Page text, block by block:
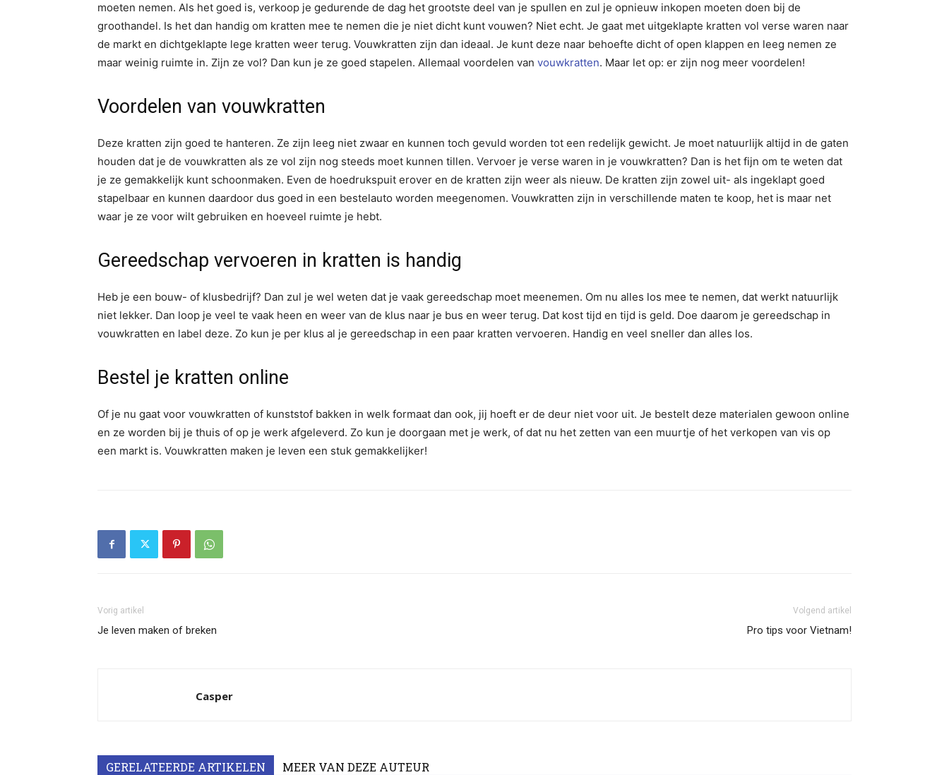
moeten nemen. Als het goed is, verkoop je gedurende de dag het grootste deel van je spullen en zul je opnieuw inkopen moeten doen bij de
groothandel. Is het dan handig om kratten mee te nemen die je niet dicht kunt vouwen? Niet echt. Je gaat met uitgeklapte kratten vol verse waren naar
de markt en dichtgeklapte lege kratten weer terug. Vouwkratten zijn dan ideaal. Je kunt deze naar behoefte dicht of open klappen en leeg nemen ze
maar weinig ruimte in. Zijn ze vol? Dan kun je ze goed stapelen. Allemaal voordelen van vouwkratten. Maar let op: er zijn nog meer voordelen!
Voordelen van vouwkratten
Deze kratten zijn goed te hanteren. Ze zijn leeg niet zwaar en kunnen toch gevuld worden tot een redelijk gewicht. Je moet natuurlijk altijd in de gaten
houden dat je de vouwkratten als ze vol zijn nog steeds moet kunnen tillen. Vervoer je verse waren in je vouwkratten? Dan is het fijn om te weten dat
je ze gemakkelijk kunt schoonmaken. Even de hoedrukspuit erover en de kratten zijn weer als nieuw. De kratten zijn zowel uit- als ingeklapt goed
stapelbaar en kunnen daardoor dus goed in een bestelauto worden meegenomen. Vouwkratten zijn in verschillende maten te koop, het is maar net
waar je ze voor wilt gebruiken en hoeveel ruimte je hebt.
Gereedschap vervoeren in kratten is handig
Heb je een bouw- of klusbedrijf? Dan zul je wel weten dat je vaak gereedschap moet meenemen. Om nu alles los mee te nemen, dat werkt natuurlijk
niet lekker. Dan loop je veel te vaak heen en weer van de klus naar je bus en weer terug. Dat kost tijd en tijd is geld. Doe daarom je gereedschap in
vouwkratten en label deze. Zo kun je per klus al je gereedschap in een paar kratten vervoeren. Handig en veel sneller dan alles los.
Bestel je kratten online
Of je nu gaat voor vouwkratten of kunststof bakken in welk formaat dan ook, jij hoeft er de deur niet voor uit. Je bestelt deze materialen gewoon online
en ze worden bij je thuis of op je werk afgeleverd. Zo kun je doorgaan met je werk, of dat nu het zetten van een muurtje of het verkopen van vis op
een markt is. Vouwkratten maken je leven een stuk gemakkelijker!
Vorig artikel
Je leven maken of breken
Volgend artikel
Pro tips voor Vietnam!
Casper
GERELATEERDE ARTIKELEN MEER VAN DEZE AUTEUR